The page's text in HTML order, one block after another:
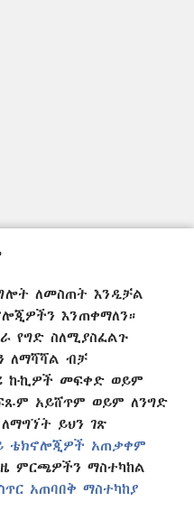
ለመስጠት እንዲቻል
እንጠቀማለን።
የግድ ስለሚያስፈልጉ
ለማሻሻል ብቻ
ኩኪዎች መፍቀድ ወይም
አይሸጥም ወይም ለንግድ
ይህን ገጽ
ቴክኖሎጂዎች አጠቃቀም
ምርጫዎችን ማስተካከል
አጠባበቅ ማስተካከያ
Tract Society of Pennsylvania.